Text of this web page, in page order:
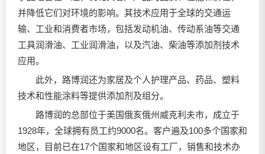
并降低它们对环境的影响。其技术应用于全球的交通运
输、工业和消费者市场，包括发动机油、传动系油等交通
工具润滑油、工业润滑油，以及汽油、柴油等添加剂技术
应用。
此外，路博润还为家居及个人护理产品、药品、塑料
技术和性能涂料等提供添加剂及组分。
路博润的总部位于美国俄亥俄州威克利夫市，成立于
1928年，全球拥有员工约9000名。客户遍及100多个国家和
地区，目前已在17个国家和地区设有工厂，销售和技术办